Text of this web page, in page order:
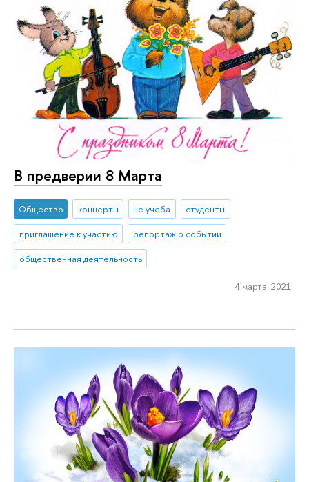
В предверии 8 Марта
Общество концерты не учеба
студенты
приглашение к участию
репортаж о событии
общественная деятельность
4 марта 2021